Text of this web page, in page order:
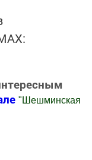
" Шешминская